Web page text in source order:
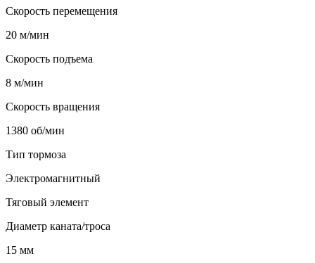
Скорость перемещения
20 м/мин
Скорость подъема
8 м/мин
Скорость вращения
1380 об/мин
Тип тормоза
Электромагнитный
Тяговый элемент
Диаметр каната/троса
15 мм